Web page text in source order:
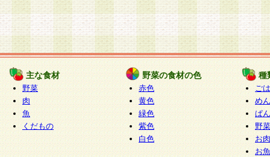
主な食材
野菜
肉
魚
くだもの
野菜の食材の色
赤色
黄色
緑色
紫色
白色
種
ご
めん
ぱん
野
お
お